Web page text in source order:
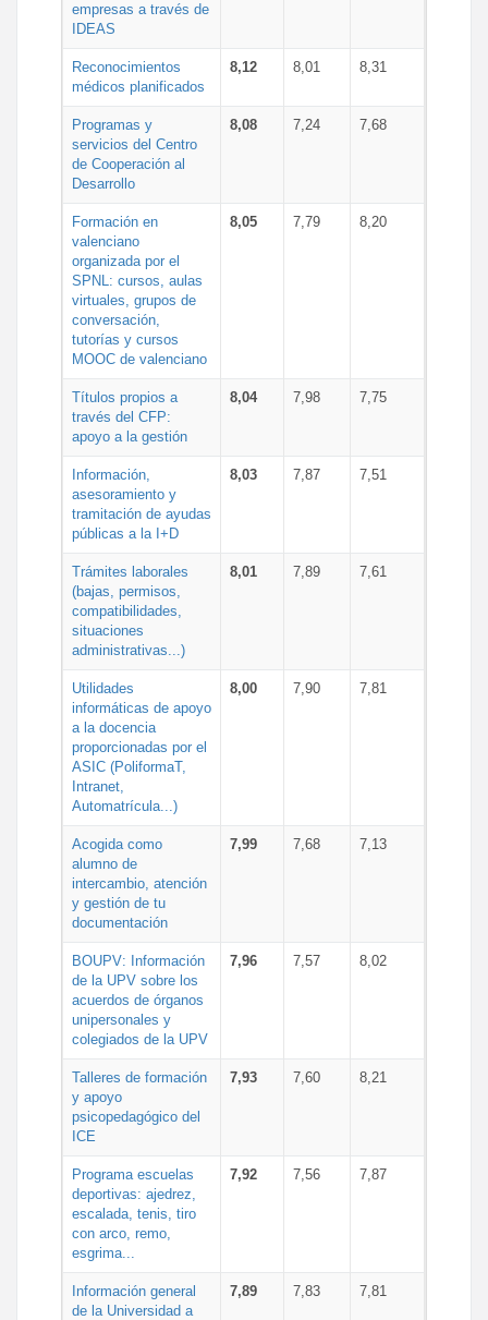
empresas a través de
IDEAS
Reconocimientos
médicos planificados
8,12 8,01 8,31
Programas y
servicios del Centro
de Cooperación al
Desarrollo
8,08 7,24 7,68
Formación en
valenciano
organizada por el
SPNL: cursos, aulas
virtuales, grupos de
conversación,
tutorías y cursos
MOOC de valenciano
8,05 7,79 8,20
Títulos propios a
través del CFP:
apoyo a la gestión
8,04 7,98 7,75
Información,
asesoramiento y
tramitación de ayudas
públicas a la I+D
8,03 7,87 7,51
Trámites laborales
(bajas, permisos,
compatibilidades,
situaciones
administrativas...)
8,01 7,89 7,61
Utilidades
informáticas de apoyo
a la docencia
proporcionadas por el
ASIC (PoliformaT,
Intranet,
Automatrícula...)
8,00 7,90 7,81
Acogida como
alumno de
intercambio, atención
y gestión de tu
documentación
7,99 7,68 7,13
BOUPV: Información
de la UPV sobre los
acuerdos de órganos
unipersonales y
colegiados de la UPV
7,96 7,57 8,02
Talleres de formación
y apoyo
psicopedagógico del
ICE
7,93 7,60 8,21
Programa escuelas
deportivas: ajedrez,
escalada, tenis, tiro
con arco, remo,
esgrima...
7,92 7,56 7,87
Información general
de la Universidad a
7,89 7,83 7,81